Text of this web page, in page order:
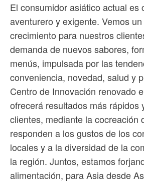
El consumidor asiático actual es
aventurero y exigente. Vemos
crecimiento para nuestros
demanda de nuevos sabores,
menús, impulsada por las
conveniencia, novedad, salud y
Centro de Innovación renovado
ofrecerá resultados más rápidos
clientes, mediante la cocreación
responden a los gustos de los
locales y a la diversidad de la
la región. Juntos, estamos
alimentación, para Asia desde